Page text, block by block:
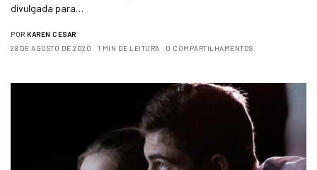
divulgada para…
POR KAREN CESAR
28 DE AGOSTO DE 2020
1 MIN DE LEITURA 0 COMPARTILHAMENTOS